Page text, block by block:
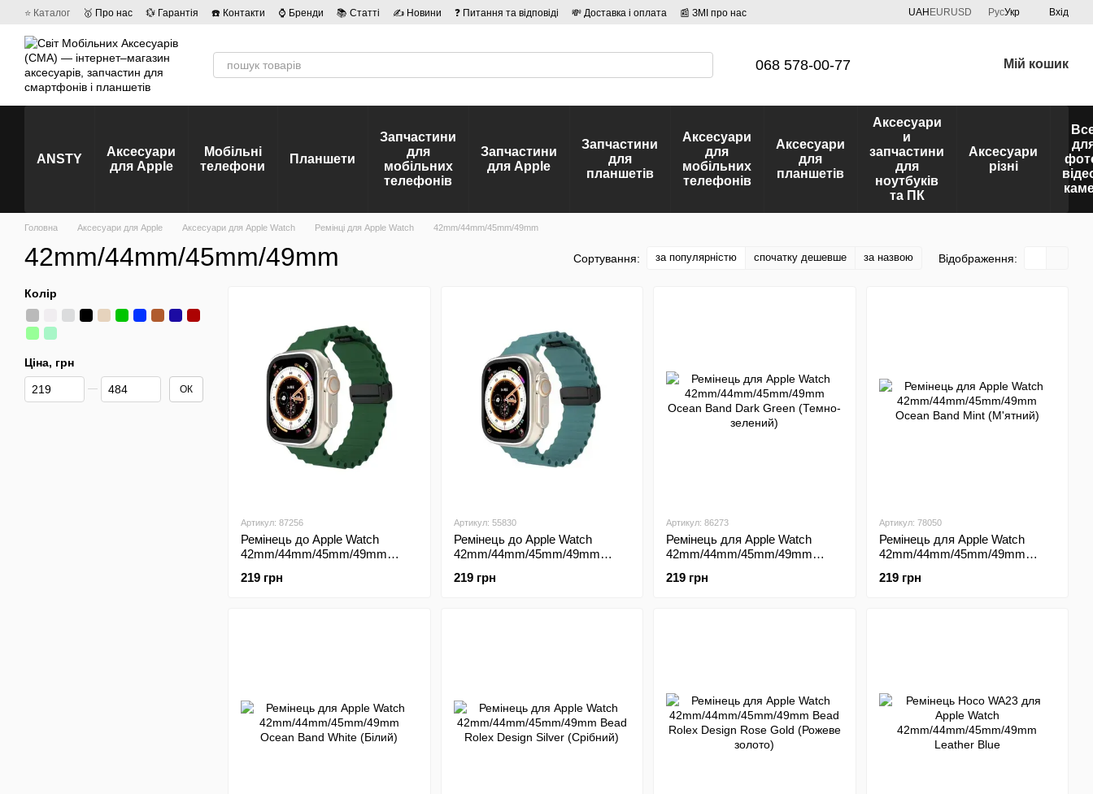
Перейти до основного контенту
⭐ Каталог 🥇 Про нас 💱 Гарантія ☎️ Контакти ⌚ Бренди 📚 Статті ✍ Новини ❓ Питання та відповіді 💸 Доставка і оплата
📰 ЗМІ про нас
UAH EURUSD РусУкр Вхід
068 578-00-77 Мій кошик
ANSTY
Аксесуари
для Apple
Мобільні
телефони
Планшети
Запчастини
для
мобільних
телефонів
Запчастини
для Apple
Запчастини
для
планшетів
Аксесуари
для
мобільних
телефонів
Аксесуари
для
планшетів
Аксесуари
и
запчастини
для
ноутбуків
та ПК
Аксесуари
різні
Головна Аксесуари для Apple Аксесуари для Apple Watch Ремінці для Apple Watch 42mm/44mm/45mm/49mm
42mm/44mm/45mm/49mm Сортування: за популярністю спочатку дешевше за назвою Відображення:
Артикул: 87256
Ремінець до Apple Watch
42mm/44mm/45mm/49mm
219 грн
Артикул: 55830
Ремінець до Apple Watch
42mm/44mm/45mm/49mm
зелений)
219 грн
Артикул: 86273
Ремінець для Apple Watch
42mm/44mm/45mm/49mm
(Темно-зелений)
219 грн
Артикул: 78050
Ремінець для Apple Watch
42mm/44mm/45mm/49mm
219 грн
Колір
Ціна, грн
Від Ціна, грн
До Ціна, грн ОК